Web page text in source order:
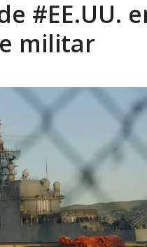
AGOSTO 8, 2026
#EE.UU.
militar